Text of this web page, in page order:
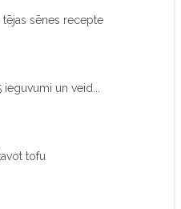
sēnes recepte
ieguvumi un veid...
tofu